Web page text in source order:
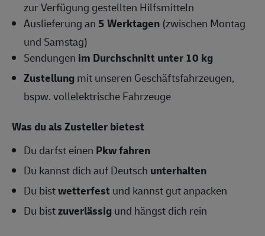
zur Verfügung gestellten Hilfsmitteln
Auslieferung an5 Werktagen (zwischen Montag
und Samstag)
Sendungen im Durchschnitt unter 10 kg
Zustellungmit unseren Geschäftsfahrzeugen,
bspw. vollelektrische Fahrzeuge
Was du als Zusteller bietest
Du darfst einen Pkw fahren
Du kannst dich auf Deutsch unterhalten
Du bistwetterfest und kannst gut anpacken
Du bistzuverlässigund hängst dich rein